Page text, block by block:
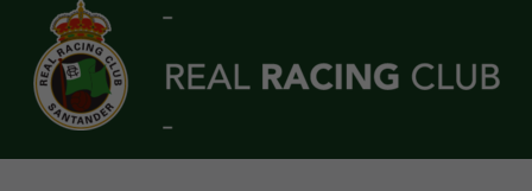
Skip to main content